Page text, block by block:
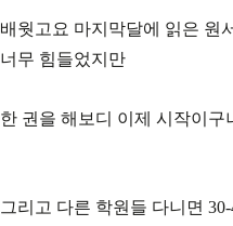
배웟고요 마지막달에 읽은 원
너무 힘들었지만
한 권을 해보디 이제 시작이구
그리고 다른 학원들 다니면